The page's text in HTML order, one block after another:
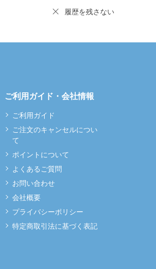
履歴を残さない
ご利用ガイド・会社情報
ご利用ガイド
ご注文のキャンセルについ
て
ポイントについて
よくあるご質問
お問い合わせ
会社概要
プライバシーポリシー
特定商取引法に基づく表記